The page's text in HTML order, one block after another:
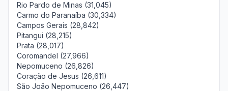
Rio Pardo de Minas (31,045)
Carmo do Paranaíba (30,334)
Campos Gerais (28,842)
Pitangui (28,215)
Prata (28,017)
Coromandel (27,966)
Nepomuceno (26,826)
Coração de Jesus (26,611)
São João Nepomuceno (26,447)